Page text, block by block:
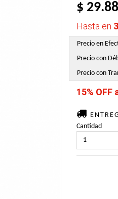
$
Hasta en 3
Precio en
Precio con
Precio con
15%
Cantidad